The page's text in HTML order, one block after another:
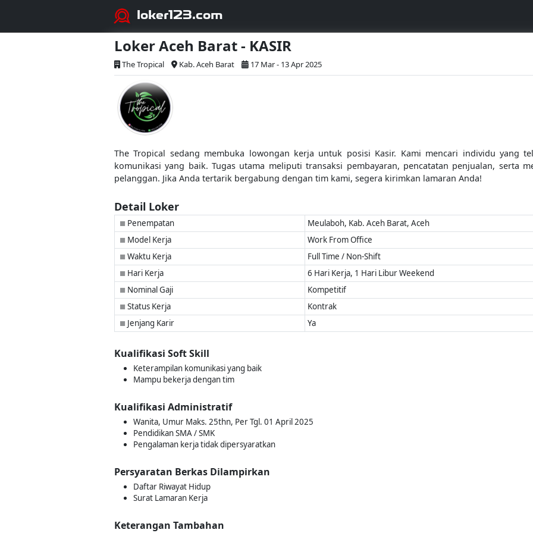
loker123.com
Loker Aceh Barat - KASIR
The Tropical Kab. Aceh Barat 17 Mar - 13 Apr 2025
The Tropical sedang membuka lowongan kerja untuk posisi Kasir. Kami mencari individu yang
komunikasi yang baik. Tugas utama meliputi transaksi pembayaran, pencatatan penjualan, serta
pelanggan. Jika Anda tertarik bergabung dengan tim kami, segera kirimkan lamaran Anda!
Detail Loker
■ Penempatan Meulaboh, Kab. Aceh Barat, Aceh
■ Model Kerja Work From Office
■ Waktu Kerja Full Time / Non-Shift
■ Hari Kerja 6 Hari Kerja, 1 Hari Libur Weekend
■ Nominal Gaji Kompetitif
■ Status Kerja Kontrak
■ Jenjang Karir Ya
Kualifikasi Soft Skill
Keterampilan komunikasi yang baik
Mampu bekerja dengan tim
Kualifikasi Administratif
Wanita, Umur Maks. 25thn, Per Tgl. 01 April 2025
Pendidikan SMA / SMK
Pengalaman kerja tidak dipersyaratkan
Persyaratan Berkas Dilampirkan
Daftar Riwayat Hidup
Surat Lamaran Kerja
Keterangan Tambahan